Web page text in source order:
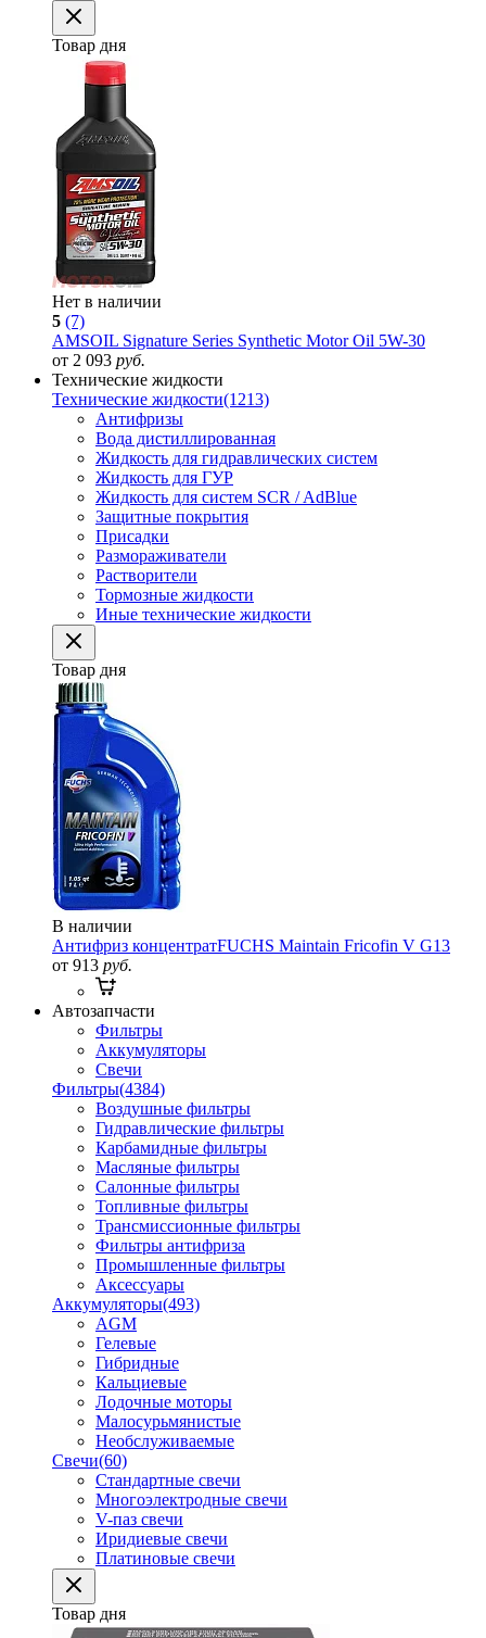
Товар дня
Нет в наличии
5 (7)
AMSOIL Signature Series Synthetic Motor Oil 5W-30
от 2 093 руб.
Технические жидкости
Технические жидкости(1213)
Антифризы
Вода дистиллированная
Жидкость для гидравлических систем
Жидкость для ГУР
Жидкость для систем SCR / AdBlue
Защитные покрытия
Присадки
Размораживатели
Растворители
Тормозные жидкости
Иные технические жидкости
Товар дня
В наличии
Антифриз концентратFUCHS Maintain Fricofin V G13
от 913 руб.
Автозапчасти
Фильтры
Аккумуляторы
Свечи
Фильтры(4384)
Воздушные фильтры
Гидравлические фильтры
Карбамидные фильтры
Масляные фильтры
Салонные фильтры
Топливные фильтры
Трансмиссионные фильтры
Фильтры антифриза
Промышленные фильтры
Аксессуары
Аккумуляторы(493)
AGM
Гелевые
Гибридные
Кальциевые
Лодочные моторы
Малосурьмянистые
Необслуживаемые
Свечи(60)
Стандартные свечи
Многоэлектродные свечи
V-паз свечи
Иридиевые свечи
Платиновые свечи
Товар дня